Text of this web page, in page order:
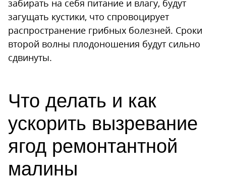
забирать на себя питание и влагу, будут
загущать кустики, что спровоцирует
распространение грибных болезней. Сроки
второй волны плодоношения будут сильно
сдвинуты.
Что делать и как
ускорить вызревание
ягод ремонтантной
малины